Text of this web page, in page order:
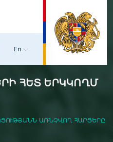
En
ՀԵՏ ԵՐԿԿՈՂՄ
ԱՌՆՉՎՈՂ ՀԱՐՑԵՐԸ